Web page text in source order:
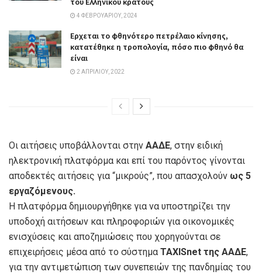
4 ΦΕΒΡΟΥΑΡΊΟΥ, 2024
Ερχεται το φθηνότερο πετρέλαιο κίνησης,
κατατέθηκε η τροπολογία, πόσο πιο φθηνό θα
είναι
2 ΑΠΡΙΛΊΟΥ, 2022
Οι αιτήσεις υποβάλλονται στην ΑΑΔΕ, στην ειδική
ηλεκτρονική πλατφόρμα και επί του παρόντος γίνονται
αποδεκτές αιτήσεις για “μικρούς”, που απασχολούν ως 5
εργαζόμενους.
Η πλατφόρμα δημιουργήθηκε για να υποστηρίζει την
υποδοχή αιτήσεων και πληροφοριών για οικονομικές
ενισχύσεις και αποζημιώσεις που χορηγούνται σε
επιχειρήσεις μέσα από το σύστημα TAXISnet της ΑΑΔΕ,
για την αντιμετώπιση των συνεπειών της πανδημίας του